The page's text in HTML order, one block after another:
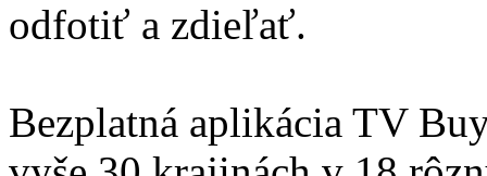
odfotiť a zdieľať.
Bezplatná aplikácia TV